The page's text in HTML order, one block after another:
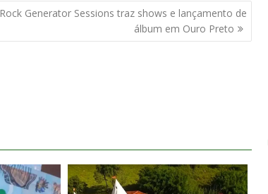
Rock Generator Sessions traz shows e lançamento de
álbum em Ouro Preto